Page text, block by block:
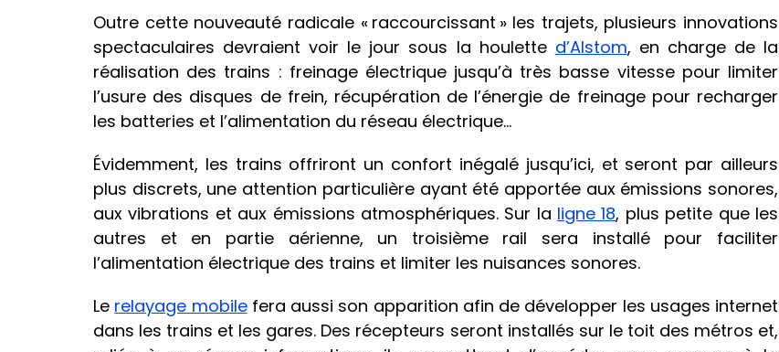
Outre cette nouveauté radicale « raccourcissant » les trajets, plusieurs innovations
spectaculaires devraient voir le jour sous la houlette d’Alstom, en charge de la
réalisation des trains : freinage électrique jusqu’à très basse vitesse pour limiter
l’usure des disques de frein, récupération de l’énergie de freinage pour recharger
les batteries et l’alimentation du réseau électrique…
Évidemment, les trains offriront un confort inégalé jusqu’ici, et seront par ailleurs
plus discrets, une attention particulière ayant été apportée aux émissions sonores,
aux vibrations et aux émissions atmosphériques. Sur la ligne 18, plus petite que les
autres et en partie aérienne, un troisième rail sera installé pour faciliter
l’alimentation électrique des trains et limiter les nuisances sonores.
Le relayage mobilefera aussi son apparition afin de développer les usages internet
dans les trains et les gares. Des récepteurs seront installés sur le toit des métros et,